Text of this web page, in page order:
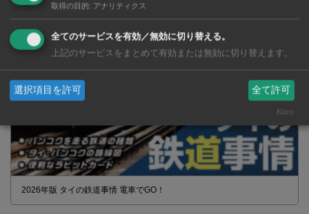
2026年版 タイの鉄道事情 電車でGO！
取得の目的: アナリティクス
全てのサービスを有効／無効に切り替える。
上記のサービスをまとめて有効または無効に切り替えます。
選択項目を許可 全て許可
Klaro